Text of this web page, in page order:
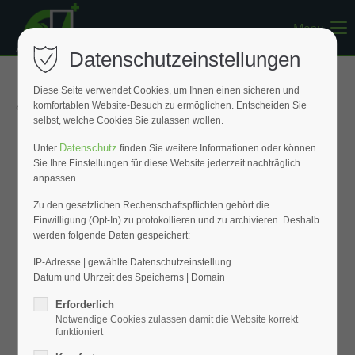
Register
Support
Lorem ipsum dolor sit amet:
24h/ 365days
Mon - Fri 8:00am - 5:00pm(GMT +1)
Get in touch
Cybersteel Inc.
Menu
« Zurück zur Übersicht
Datenschutzeinstellungen
Diese Seite verwendet Cookies, um Ihnen einen sicheren und
komfortablen Website-Besuch zu ermöglichen. Entscheiden Sie
selbst, welche Cookies Sie zulassen wollen.
Unter Datenschutz finden Sie weitere Informationen oder können
Sie Ihre Einstellungen für diese Website jederzeit nachträglich
anpassen.
Zu den gesetzlichen Rechenschaftspflichten gehört die
Einwilligung (Opt-In) zu protokollieren und zu archivieren. Deshalb
werden folgende Daten gespeichert:
IP-Adresse | gewählte Datenschutzeinstellung
Datum und Uhrzeit des Speicherns | Domain
Erforderlich
Notwendige Cookies zulassen damit die Website korrekt
funktioniert